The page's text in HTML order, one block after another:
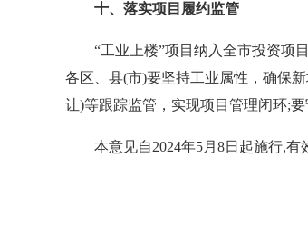
十、落实项目履约监管
“工业上楼”项目纳入全市投资项目
各区、县(市)要坚持工业属性，确保
让)等跟踪监管，实现项目管理闭环;
本意见自2024年5月8日起施行,有效